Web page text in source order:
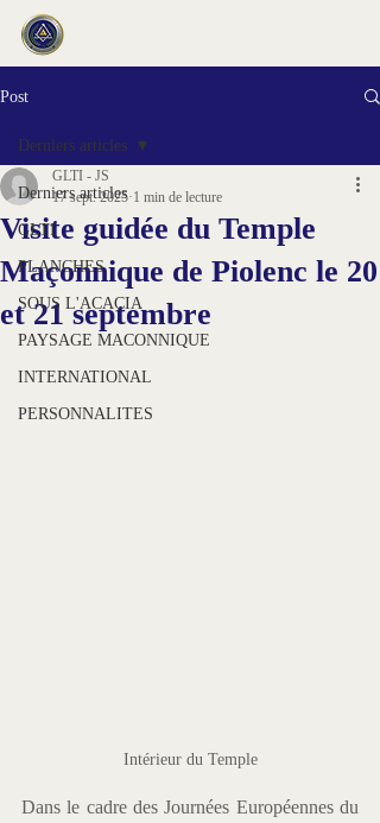
Post
Derniers articles
GLTI
PLANCHES
SOUS L'ACACIA
PAYSAGE MACONNIQUE
INTERNATIONAL
PERSONNALITES
Derniers articles
Visite guidée du Temple
Maçonnique de Piolenc le 20
et 21 septembre
GLTI - JS
17 sept. 2025 1 min de lecture
Intérieur du Temple
Dans le cadre des Journées Européennes du